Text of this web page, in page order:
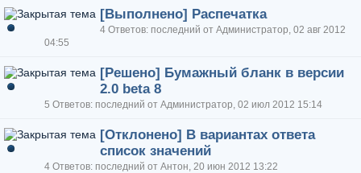
[Выполнено] Распечатка
4 Ответов: последний от Администратор, 02 авг 2012
04:55
[Решено] Бумажный бланк в версии
2.0 beta 8
5 Ответов: последний от Администратор, 02 июл 2012 15:14
[Отклонено] В вариантах ответа
список значений
4 Ответов: последний от Антон, 20 июн 2012 13:22